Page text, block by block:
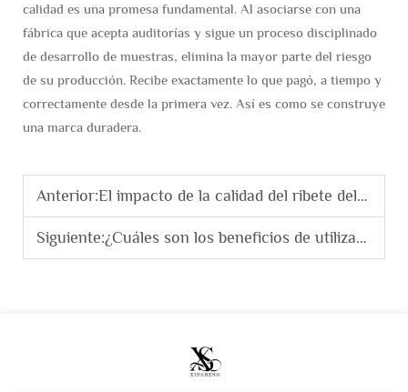
calidad es una promesa fundamental. Al asociarse con una
fábrica que acepta auditorías y sigue un proceso disciplinado
de desarrollo de muestras, elimina la mayor parte del riesgo
de su producción. Recibe exactamente lo que pagó, a tiempo y
correctamente desde la primera vez. Así es como se construye
una marca duradera.
Anterior:El impacto de la calidad del ribete del cuello en la durabilidad y el aspecto de una camiseta.
Siguiente:¿Cuáles son los beneficios de utilizar tejidos coincidentes para los conjuntos de sudaderas?